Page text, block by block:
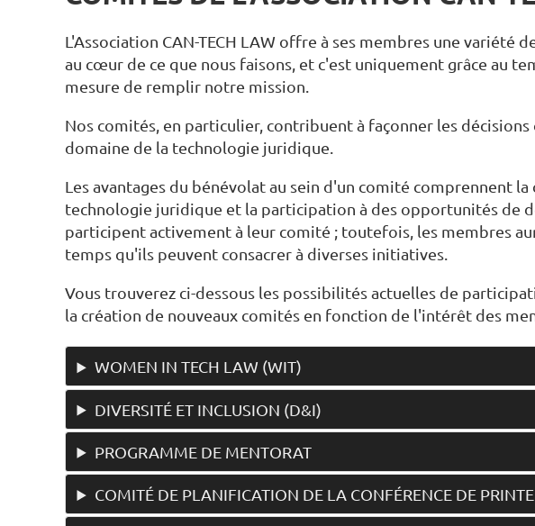
L'Association CAN-TECH LAW offre à ses membres une
au cœur de ce que nous faisons, et c'est uniquement grâce au
mesure de remplir notre mission.
Nos comités, en particulier, contribuent à façonner les
domaine de la technologie juridique.
Les avantages du bénévolat au sein d'un comité comprennent
technologie juridique et la participation à des opportunités de
participent activement à leur comité ; toutefois, les membres
temps qu'ils peuvent consacrer à diverses initiatives.
Vous trouverez ci-dessous les possibilités actuelles de
la création de nouveaux comités en fonction de l'intérêt des
WOMEN IN TECH LAW (WIT)
DIVERSITÉ ET INCLUSION (D&I)
PROGRAMME DE MENTORAT
COMITÉ DE PLANIFICATION DE LA CONFÉRENCE DE